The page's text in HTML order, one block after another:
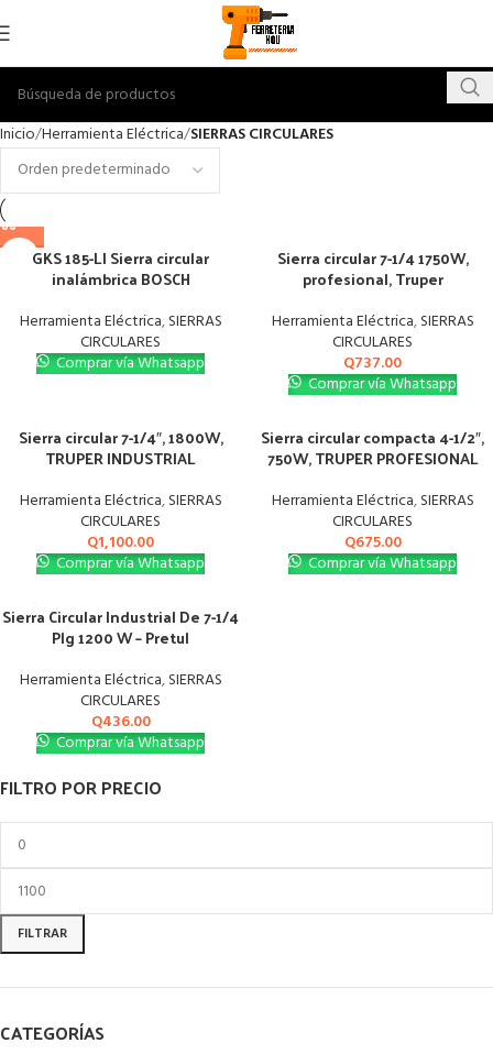
FILTRO POR PRECIO
FILTRAR
CATEGORÍAS
Inicio Herramienta Eléctrica SIERRAS CIRCULARES
GKS 185-LI Sierra circular
inalámbrica BOSCH
Herramienta Eléctrica,SIERRAS
CIRCULARES
Comprar vía Whatsapp
Sierra circular 7-1/4 1750W,
profesional, Truper
Herramienta Eléctrica,SIERRAS
CIRCULARES
Q737.00
Comprar vía Whatsapp
Sierra circular 7-1/4″, 1800W,
TRUPER INDUSTRIAL
Herramienta Eléctrica,SIERRAS
CIRCULARES
Q1,100.00
Comprar vía Whatsapp
Sierra circular compacta 4-1/2″,
750W, TRUPER PROFESIONAL
Herramienta Eléctrica,SIERRAS
CIRCULARES
Q675.00
Comprar vía Whatsapp
Sierra Circular Industrial De 7-1/4
Plg 1200 W – Pretul
Herramienta Eléctrica,SIERRAS
CIRCULARES
Q436.00
Comprar vía Whatsapp